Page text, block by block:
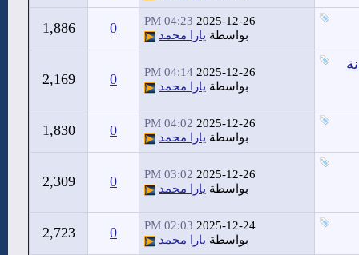
2025-12-26
04:23 PM
بواسطة يارا محمد 0
1,886
2025-12-26
04:14 PM
بواسطة يارا محمد 0
2,169
2025-12-26
04:02 PM
بواسطة يارا محمد 0
1,830
2025-12-26
03:02 PM
بواسطة يارا محمد 0
2,309
2025-12-24
02:03 PM
بواسطة يارا محمد 0
2,723